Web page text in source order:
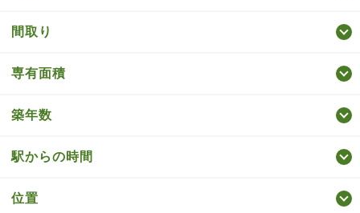
間取り
専有面積
築年数
駅からの時間
位置